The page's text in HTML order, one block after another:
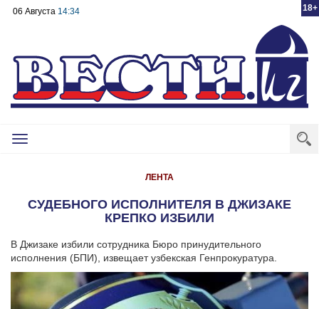
18+
06 Августа 14:34
Toggle
ЛЕНТА
СУДЕБНОГО ИСПОЛНИТЕЛЯ В ДЖИЗАКЕ
КРЕПКО ИЗБИЛИ
В Джизаке избили сотрудника Бюро принудительного
исполнения (БПИ), извещает узбекская Генпрокуратура.